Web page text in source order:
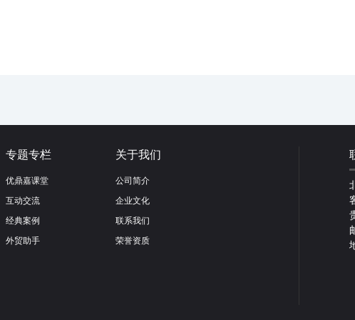
专题专栏
优鼎嘉课堂
互动交流
经典案例
外贸助手
关于我们
公司简介
企业文化
联系我们
荣誉资质